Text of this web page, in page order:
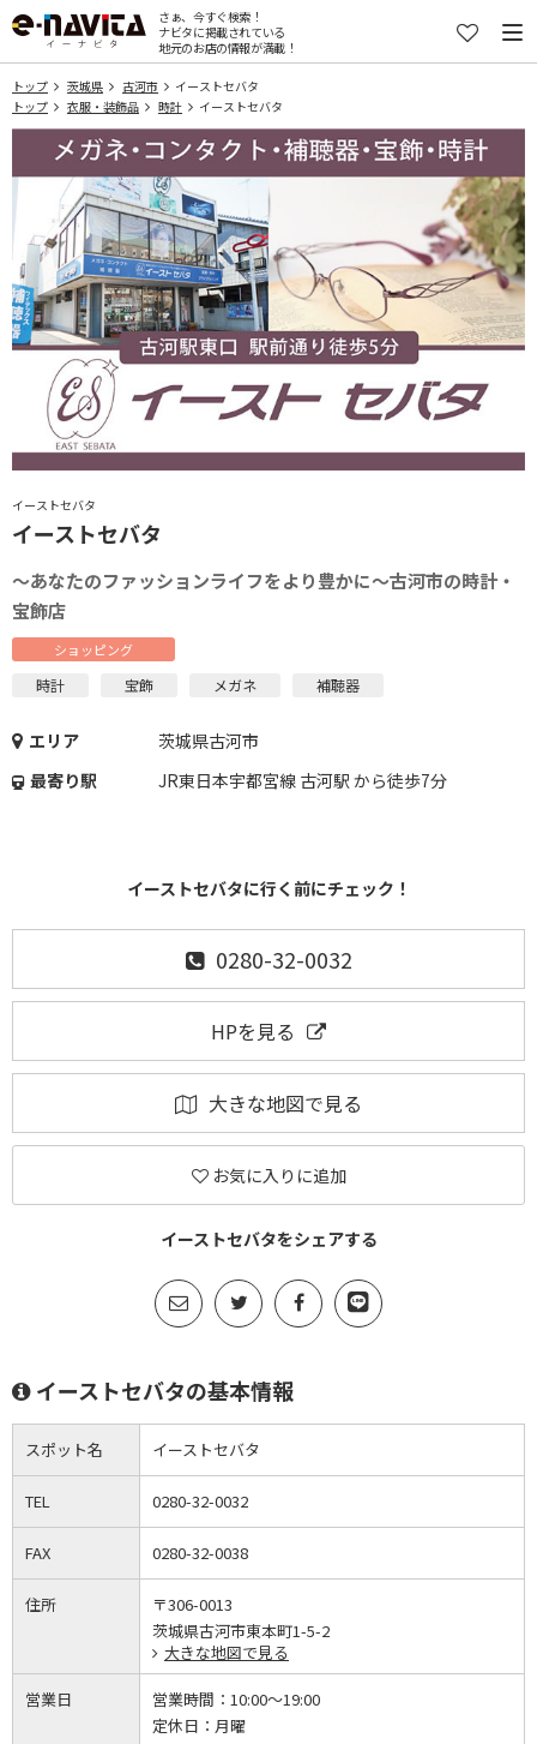
さぁ、今すぐ検索！
ナビタに掲載されている
地元のお店の情報が満載！
トップ 茨城県 古河市
イーストセバタ
トップ
衣服・装飾品 時計 イーストセバタ
イーストセバタ
イーストセバタ
～あなたのファッションライフをより豊かに～古河市の時計・
宝飾店
ショッピング
時計 宝飾 メガネ 補聴器
エリア
茨城県古河市
最寄り駅
JR東日本宇都宮線 古河駅 から徒歩7分
イーストセバタに行く前にチェック！
0280-32-0032
HPを見る
大きな地図で見る
お気に入りに追加
イーストセバタをシェアする
イーストセバタの基本情報
スポット名 イーストセバタ
TEL 0280-32-0032
FAX 0280-32-0038
住所
〒306-0013
茨城県古河市東本町1-5-2
大きな地図で見る
営業日 営業時間： 10:00～19:00
定休日： 月曜